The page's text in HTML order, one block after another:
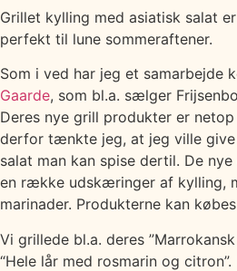
Grillet kylling med asiatisk salat
perfekt til lune sommeraftener.
Som i ved har jeg et samarbejde
Gaarde, som bl.a. sælger
Deres nye grill produkter er
derfor tænkte jeg, at jeg ville
salat man kan spise dertil. De
en række udskæringer af kylling,
marinader. Produkterne kan
Vi grillede bl.a. deres
“Hele lår med rosmarin og